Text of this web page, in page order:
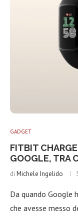
GADGET
FITBIT
GOOGLE, TRA
di Michele Ingelido
Da quando Google
che avesse messo